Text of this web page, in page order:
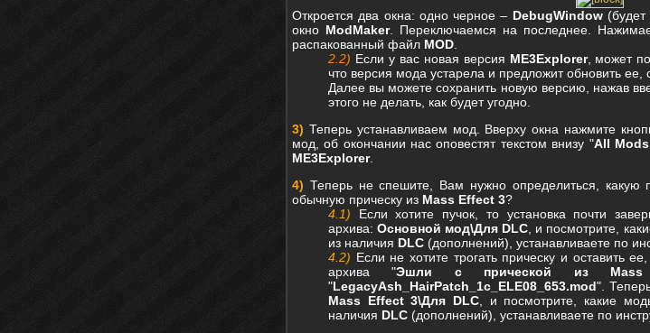
Откроется два окна: одно черное – DebugWindow(будет
окно ModMaker. Переключаемся на последнее.
распакованный файл MOD
2.2) Если у вас новая версия ME3Explorer, может
что версия мода устарела и предложит обновить
Далее вы можете сохранить новую версию, нажав
этого не делать, как будет угодно.
3) Теперь устанавливаем мод. Вверху окна нажмите
мод, об окончании нас оповестят текстом внизу "All
ME3Explorer.
4) Теперь не спешите, Вам нужно определиться,
обычную прическу из Mass Effect 3?
4.1) Если хотите пучок, то установка почти
архива:Основной мод\Для DLC , и посмотрите,
из наличия DLC (дополнений), устанавливаете по
4.2) Если не хотите трогать прическу и оставить
архива "Эшли с прической из
"LegacyAsh_HairPatch_1c_ELE08_653.mod".
Mass Effect 3\Для DLC , и посмотрите, какие
наличия DLC (дополнений), устанавливаете по